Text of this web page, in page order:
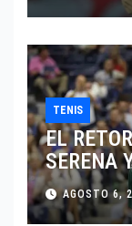
TENIS
EL
SERENA
AGOSTO 6,